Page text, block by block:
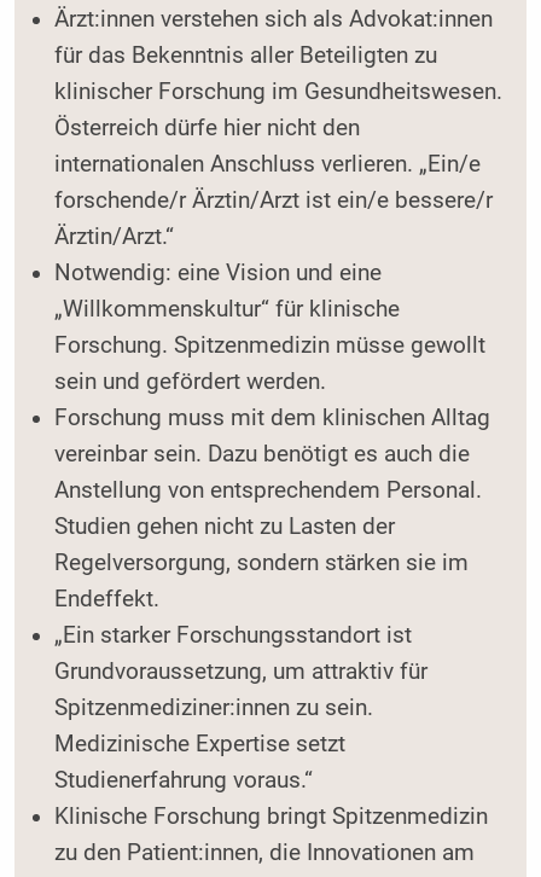
Ärzt:innen verstehen sich als Advokat:innen
für das Bekenntnis aller Beteiligten zu
klinischer Forschung im Gesundheitswesen.
Österreich dürfe hier nicht den
internationalen Anschluss verlieren. „Ein/e
forschende/r Ärztin/Arzt ist ein/e bessere/r
Ärztin/Arzt.“
Notwendig: eine Vision und eine
„Willkommenskultur“ für klinische
Forschung. Spitzenmedizin müsse gewollt
sein und gefördert werden.
Forschung muss mit dem klinischen Alltag
vereinbar sein. Dazu benötigt es auch die
Anstellung von entsprechendem Personal.
Studien gehen nicht zu Lasten der
Regelversorgung, sondern stärken sie im
Endeffekt.
„Ein starker Forschungsstandort ist
Grundvoraussetzung, um attraktiv für
Spitzenmediziner:innen zu sein.
Medizinische Expertise setzt
Studienerfahrung voraus.“
Klinische Forschung bringt Spitzenmedizin
zu den Patient:innen, die Innovationen am